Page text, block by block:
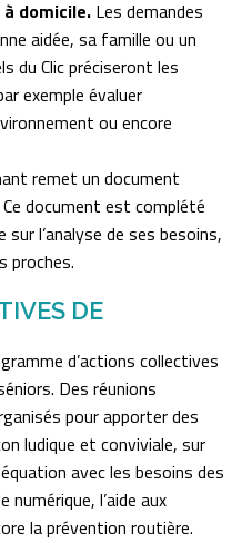
domicile. Les demandes
aidée, sa famille ou un
du Clic préciseront les
exemple évaluer
ou encore
remet un document
document est complété
l’analyse de ses besoins,
proches.
DE
d’actions collectives
Des réunions
pour apporter des
ludique et conviviale, sur
avec les besoins des
l’aide aux
la prévention routière.